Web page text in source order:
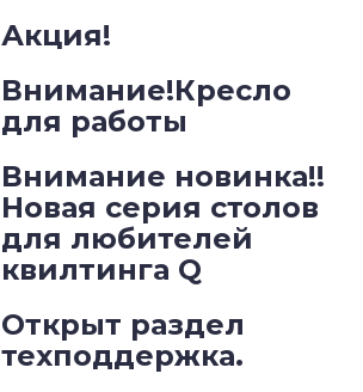
Акция!
Внимание!Кресло
для работы
Внимание новинка!!
Новая серия столов
для любителей
квилтинга Q
Открыт раздел
техподдержка.